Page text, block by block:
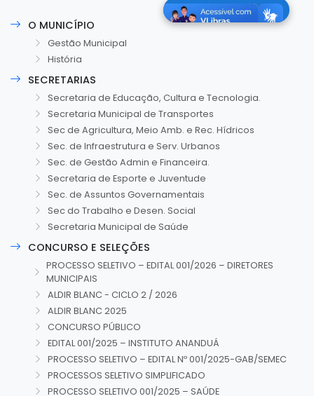
O MUNICÍPIO
Gestão Municipal
História
SECRETARIAS
Secretaria de Educação, Cultura e Tecnologia.
Secretaria Municipal de Transportes
Sec de Agricultura, Meio Amb. e Rec. Hídricos
Sec. de Infraestrutura e Serv. Urbanos
Sec. de Gestão Admin e Financeira.
Secretaria de Esporte e Juventude
Sec. de Assuntos Governamentais
Sec do Trabalho e Desen. Social
Secretaria Municipal de Saúde
CONCURSO E SELEÇÕES
PROCESSO SELETIVO – EDITAL 001/2026 – DIRETORES
MUNICIPAIS
ALDIR BLANC - CICLO 2 / 2026
ALDIR BLANC 2025
CONCURSO PÚBLICO
EDITAL 001/2025 – INSTITUTO ANANDUÁ
PROCESSO SELETIVO – EDITAL Nº 001/2025-GAB/SEMEC
PROCESSOS SELETIVO SIMPLIFICADO
PROCESSO SELETIVO 001/2025 – SAÚDE